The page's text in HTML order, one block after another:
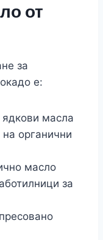
от
за
е:
ядкови масла
органични
масло
за